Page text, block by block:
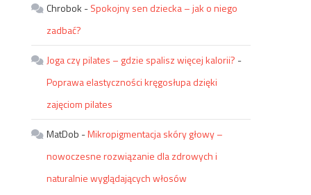
Chrobok -Spokojny sen dziecka – jak o niego
zadbać?
Joga czy pilates – gdzie spalisz więcej kalorii? -
Poprawa elastyczności kręgosłupa dzięki
zajęciom pilates
MatDob -Mikropigmentacja skóry głowy –
nowoczesne rozwiązanie dla zdrowych i
naturalnie wyglądających włosów